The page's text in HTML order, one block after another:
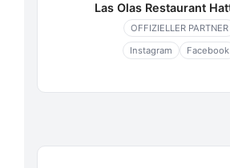
Las Olas Restaurant
OFFIZIELLER PARTNER
Instagram
Facebook